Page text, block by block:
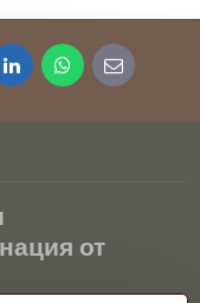
LinkedInWhatsApp
E-
mail
от